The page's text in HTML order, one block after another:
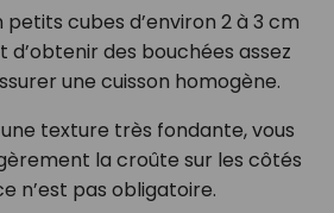
cubes d’environ 2 à 3 cm
d’obtenir des bouchées assez
une cuisson homogène.
une texture très fondante, vous
la croûte sur les côtés
n’est pas obligatoire.